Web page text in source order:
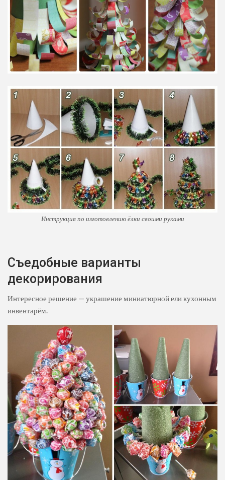
Инструкция по изготовлению ёлки своими руками
Съедобные варианты
декорирования
Интересное решение — украшение миниатюрной ели кухонным
инвентарём.